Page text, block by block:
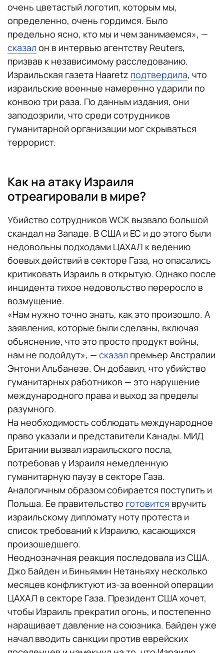
очень цветастый логотип, которым мы,
определенно, очень гордимся. Было
предельно ясно, кто мы и чем занимаемся», —
сказалон в интервью агентству Reuters,
призвав к независимому расследованию.
Израильская газета Haaretz подтвердила, что
израильские военные намеренно ударили по
конвою три раза. По данным издания, они
заподозрили, что среди сотрудников
гуманитарной организации мог скрываться
террорист.
Как на атаку Израиля
отреагировали в мире?
Убийство сотрудников WCK вызвало большой
скандал на Западе. В США и ЕС и до этого были
недовольны подходами ЦАХАЛ к ведению
боевых действий в секторе Газа, но опасались
критиковать Израиль в открытую. Однако после
инцидента тихое недовольство переросло в
возмущение.
«Нам нужно точно знать, как это произошло. А
заявления, которые были сделаны, включая
объяснение, что это просто продукт войны,
нам не подойдут», — сказал премьер Австралии
Энтони Альбанезе. Он добавил, что убийство
гуманитарных работников — это нарушение
международного права и выход за пределы
разумного.
На необходимость соблюдать международное
право указали и представители Канады. МИД
Британии вызвал израильского посла,
потребовав у Израиля немедленную
гуманитарную паузу в секторе Газа.
Аналогичным образом собирается поступить и
Польша. Ее правительство готовится вручить
израильскому дипломату ноту протеста и
список требований к Израилю, касающихся
произошедшего.
Неоднозначная реакция последовала из США.
Джо Байден и Биньямин Нетаньяху несколько
месяцев конфликтуют из-за военной операции
ЦАХАЛ в секторе Газа. Президент США хочет,
чтобы Израиль прекратил огонь, и постепенно
наращивает давление на союзника. Байден уже
начал вводить санкции против еврейских